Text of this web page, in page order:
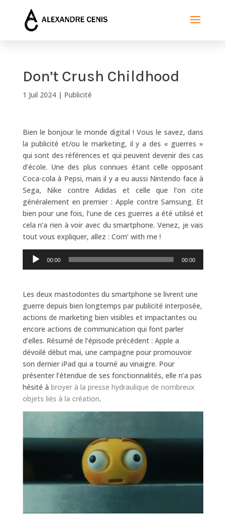
Don’t Crush Childhood
1 Juil 2024| Publicité
Bien le bonjour le monde digital ! Vous le savez, dans
la publicité et/ou le marketing, il y a des « guerres »
qui sont des références et qui peuvent devenir des cas
d’école. Une des plus connues étant celle opposant
Coca-cola à Pepsi, mais il y a eu aussi Nintendo face à
Sega, Nike contre Adidas et celle que l’on cite
généralement en premier : Apple contre Samsung. Et
bien pour une fois, l’une de ces guerres a été utilisé et
cela n’a rien à voir avec du smartphone. Venez, je vais
tout vous expliquer, allez : Com’ with me !
Lecteur
audio
00:00 00:00
Les deux mastodontes du smartphone se livrent une
guerre depuis bien longtemps par publicité interposée,
actions de marketing bien visibles et impactantes ou
encore actions de communication qui font parler
d’elles. Résumé de l’épisode précédent : Apple a
dévoilé début mai, une campagne pour promouvoir
son dernier iPad qui a tourné au vinaigre. Pour
présenter l’étendue de ses fonctionnalités, elle n’a pas
hésité à broyer à la presse hydraulique de nombreux
objets liés à la création.